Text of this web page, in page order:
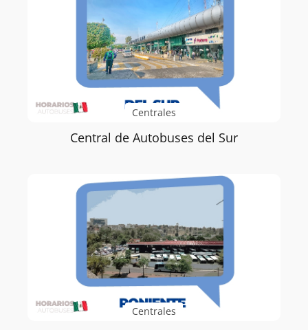
Centrales
Central de Autobuses del Sur
Centrales